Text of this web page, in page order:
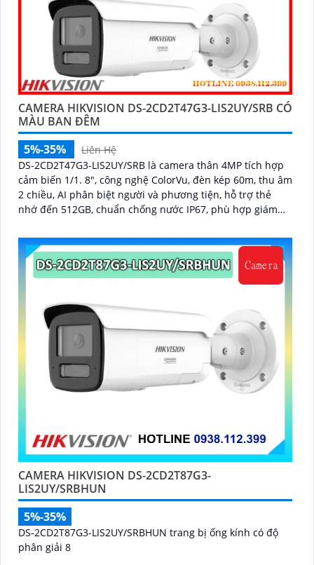
CAMERA HIKVISION DS-2CD2T47G3-LIS2UY/SRB CÓ
MÀU BAN ĐÊM
5%-35%
Liên Hệ
DS-2CD2T47G3-LIS2UY/SRB là camera thân 4MP tích hợp
cảm biến 1/1. 8", công nghệ ColorVu, đèn kép 60m, thu âm
2 chiều, AI phân biệt người và phương tiện, hỗ trợ thẻ
nhớ đến 512GB, chuẩn chống nước IP67, phù hợp giám
CAMERA HIKVISION DS-2CD2T87G3-
LIS2UY/SRBHUN
5%-35%
DS-2CD2T87G3-LIS2UY/SRBHUN trang bị ống kính có độ
phân giải 8